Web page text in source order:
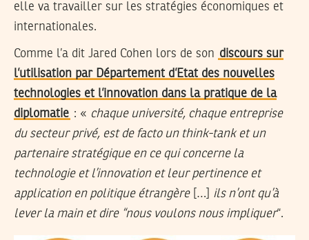
elle va travailler sur les stratégies économiques et
internationales.
Comme l’a dit Jared Cohen lors de son discours sur
l’utilisation par Département d’Etat des nouvelles
technologies et l’innovation dans la pratique de la
diplomatie : « chaque université, chaque entreprise
du secteur privé, est de facto un think-tank et un
partenaire stratégique en ce qui concerne la
technologie et l’innovation et leur pertinence et
application en politique étrangère[…] ils n’ont qu’à
lever la main et dire “nous voulons nous impliquer“.